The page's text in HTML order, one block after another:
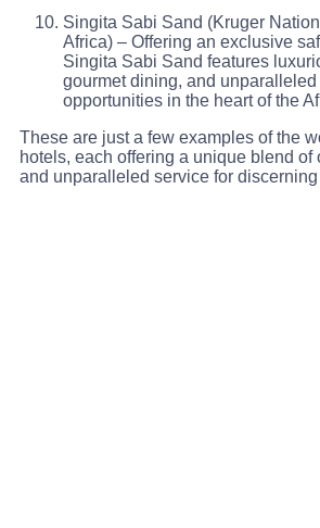
Singita Sabi Sand (Kruger
Africa) – Offering an exclusive
Singita Sabi Sand features
gourmet dining, and
opportunities in the heart of the
These are just a few examples of the
hotels, each offering a unique blend of
and unparalleled service for